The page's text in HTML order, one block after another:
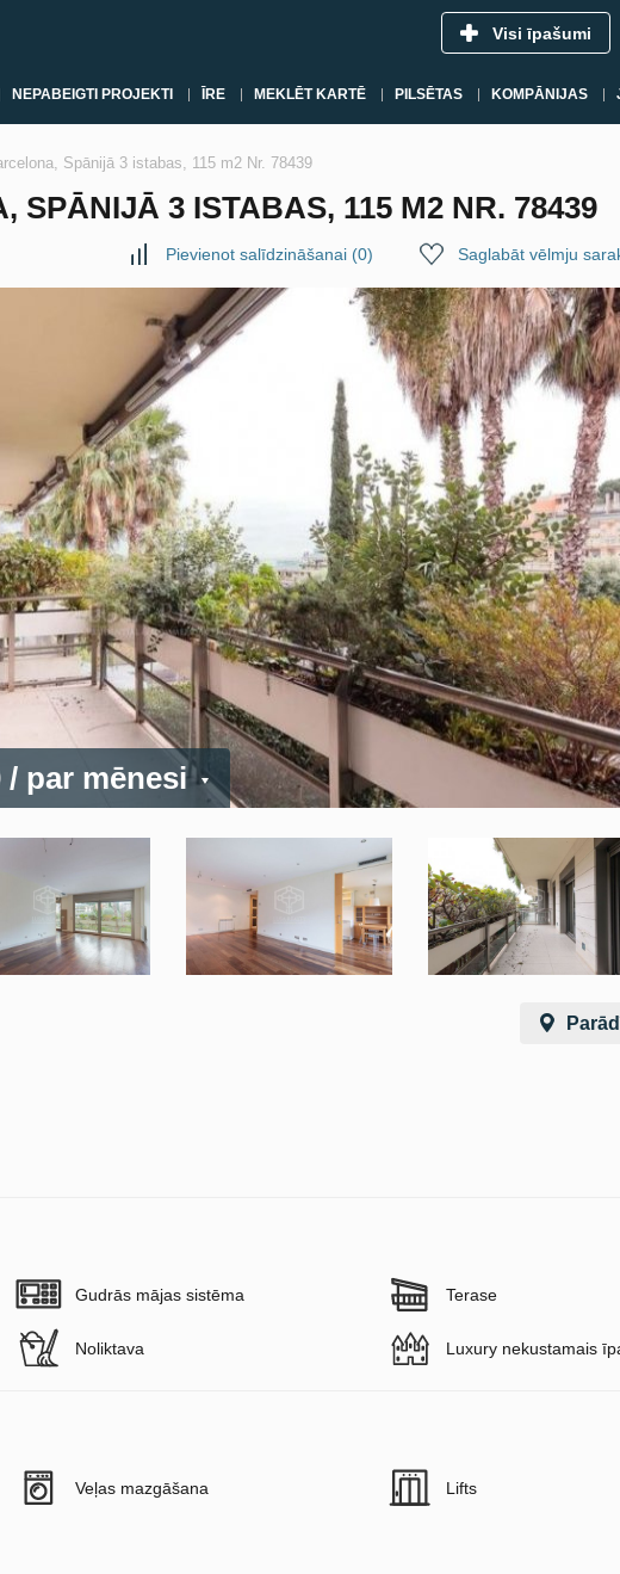
Visi īpašumi
NEPABEIGTI PROJEKTI ĪRE MEKLĒT KARTĒ PILSĒTAS KOMPĀNIJAS
Spānijā 3 istabas, 115 m2 Nr. 78439
SPĀNIJĀ 3 ISTABAS, 115 M2 NR. 78439
Pievienot salīdzināšanai (0) Saglabāt vēlmju
/ par mēnesi
Gudrās mājas sistēma Terase
Noliktava Luxury nekustamais
Veļas mazgāšana Lifts